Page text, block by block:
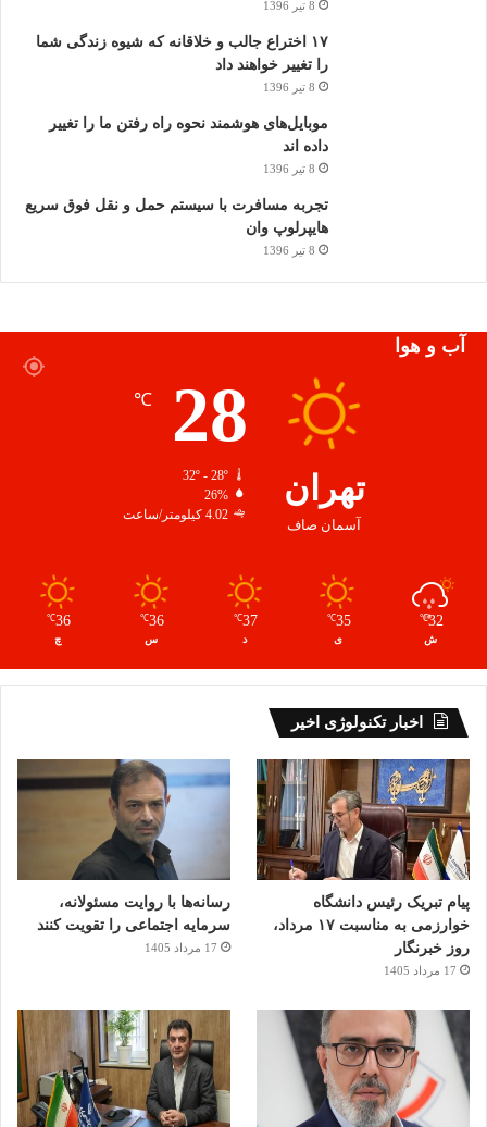
8 تیر 1396
۱۷ اختراع جالب و خلاقانه که شیوه زندگی شما
را تغییر خواهند داد
8 تیر 1396
موبایل‌های هوشمند نحوه راه رفتن ما را تغییر
داده اند
8 تیر 1396
تجربه مسافرت با سیستم حمل و نقل فوق سریع
هایپرلوپ وان
8 تیر 1396
آب و هوا
تهران
آسمان صاف
28
℃
32º - 28º
26%
4.02 کیلومتر/ساعت
32
℃
ش
35
℃
ی
37
℃
د
36
℃
س
36
℃
چ
اخبار تکنولوژی اخیر
پیام تبریک رئیس دانشگاه
خوارزمی به مناسبت ۱۷ مرداد،
روز خبرنگار
17 مرداد 1405
رسانه‌ها با روایت مسئولانه،
سرمایه اجتماعی را تقویت کنند
17 مرداد 1405